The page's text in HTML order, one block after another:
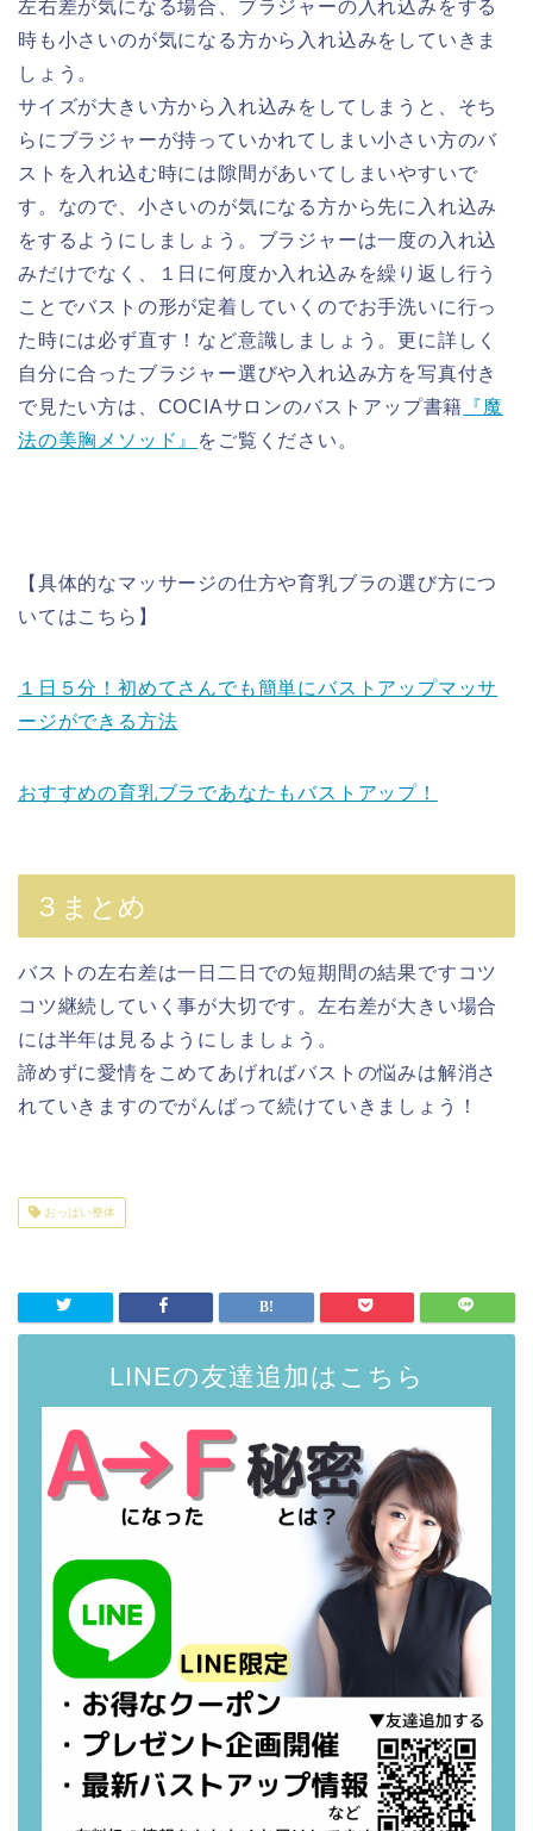
左右差が気になる場合、ブラジャーの入れ込みをする
時も小さいのが気になる方から入れ込みをしていきま
しょう。
サイズが大きい方から入れ込みをしてしまうと、そち
らにブラジャーが持っていかれてしまい小さい方のバ
ストを入れ込む時には隙間があいてしまいやすいで
す。なので、小さいのが気になる方から先に入れ込み
をするようにしましょう。ブラジャーは一度の入れ込
みだけでなく、１日に何度か入れ込みを繰り返し行う
ことでバストの形が定着していくのでお手洗いに行っ
た時には必ず直す！など意識しましょう。更に詳しく
自分に合ったブラジャー選びや入れ込み方を写真付き
で見たい方は、COCIAサロンのバストアップ書籍 『魔
法の美胸メソッド』
をご覧ください。
【具体的なマッサージの仕方や育乳ブラの選び方につ
いてはこちら】
１日５分！初めてさんでも簡単にバストアップマッサ
ージができる方法
おすすめの育乳ブラであなたもバストアップ！
３まとめ
バストの左右差は一日二日での短期間の結果ですコツ
コツ継続していく事が大切です。左右差が大きい場合
には半年は見るようにしましょう。
諦めずに愛情をこめてあげればバストの悩みは解消さ
れていきますのでがんばって続けていきましょう！
おっぱい整体
LINEの友達追加はこちら